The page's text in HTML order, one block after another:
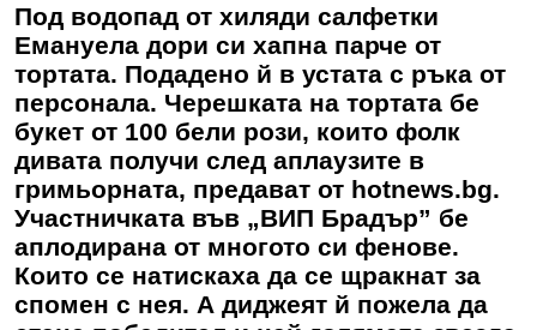
Под водопад от хиляди салфетки
Емануела дори си хапна парче от
тортата. Подадено й в устата с ръка от
персонала. Черешката на тортата бе
букет от 100 бели рози, които фолк
дивата получи след аплаузите в
гримьорната, предават от hotnews.bg.
Участничката във „ВИП Брадър” бе
аплодирана от многото си фенове.
Които се натискаха да се щракнат за
спомен с нея. А диджеят й пожела да